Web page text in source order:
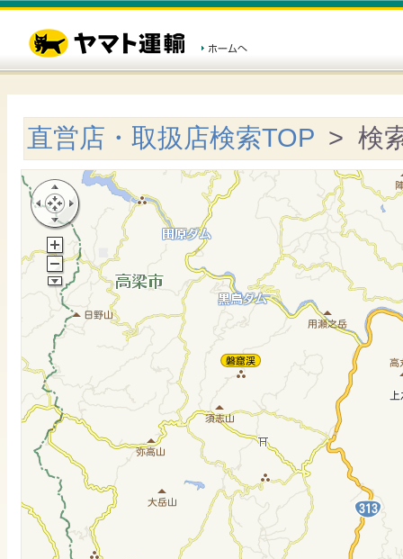
直営店・取扱店検索TOP > 検